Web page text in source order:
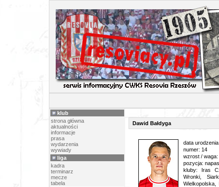
klub
strona główna
aktualności
informacje
prasa
wydarzenia
wywiady
liga
kadra
terminarz
mecze
tabela
Dawid Bałdyga
data
numer: 14
wzrost / waga:
pozycja:
kluby: Iras
Wronki,